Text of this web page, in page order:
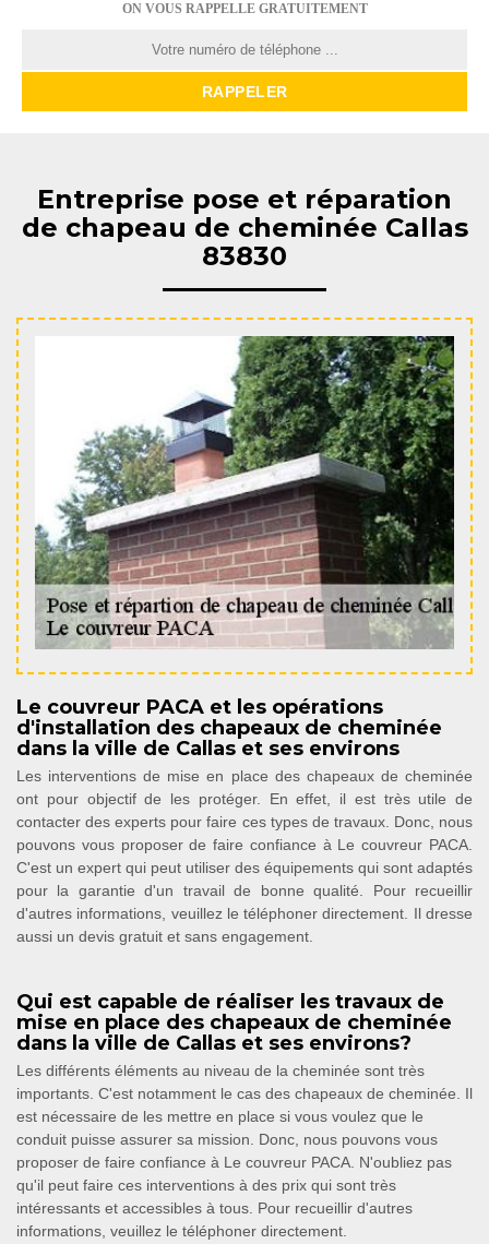
ON VOUS RAPPELLE GRATUITEMENT
Entreprise pose et réparation
de chapeau de cheminée Callas
83830
Le couvreur PACA et les opérations
d'installation des chapeaux de cheminée
dans la ville de Callas et ses environs
Les interventions de mise en place des chapeaux de cheminée
ont pour objectif de les protéger. En effet, il est très utile de
contacter des experts pour faire ces types de travaux. Donc, nous
pouvons vous proposer de faire confiance à Le couvreur PACA.
C'est un expert qui peut utiliser des équipements qui sont adaptés
pour la garantie d'un travail de bonne qualité. Pour recueillir
d'autres informations, veuillez le téléphoner directement. Il dresse
aussi un devis gratuit et sans engagement.
Qui est capable de réaliser les travaux de
mise en place des chapeaux de cheminée
dans la ville de Callas et ses environs?
Les différents éléments au niveau de la cheminée sont très
importants. C'est notamment le cas des chapeaux de cheminée. Il
est nécessaire de les mettre en place si vous voulez que le
conduit puisse assurer sa mission. Donc, nous pouvons vous
proposer de faire confiance à Le couvreur PACA. N'oubliez pas
qu'il peut faire ces interventions à des prix qui sont très
intéressants et accessibles à tous. Pour recueillir d'autres
informations, veuillez le téléphoner directement.